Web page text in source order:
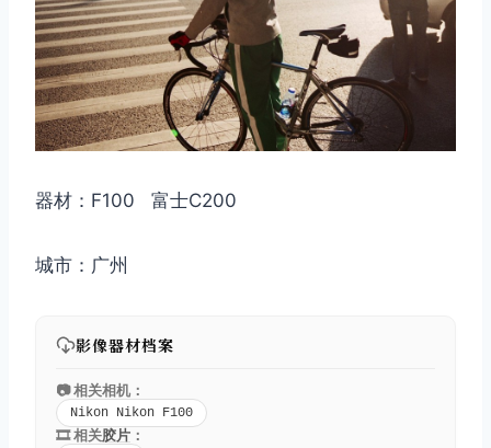
器材：F100 富士C200
城市：广州
影像器材档案
📷 相关相机：
Nikon Nikon F100
🎞️ 相关胶片 ：
取消 搜索